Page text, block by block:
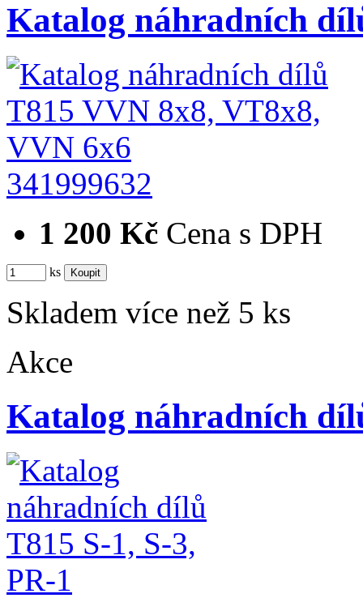
Katalog náhradních
341999632
1 200 Kč Cena s DPH
ks
Skladem více než 5 ks
Akce
Katalog náhradních